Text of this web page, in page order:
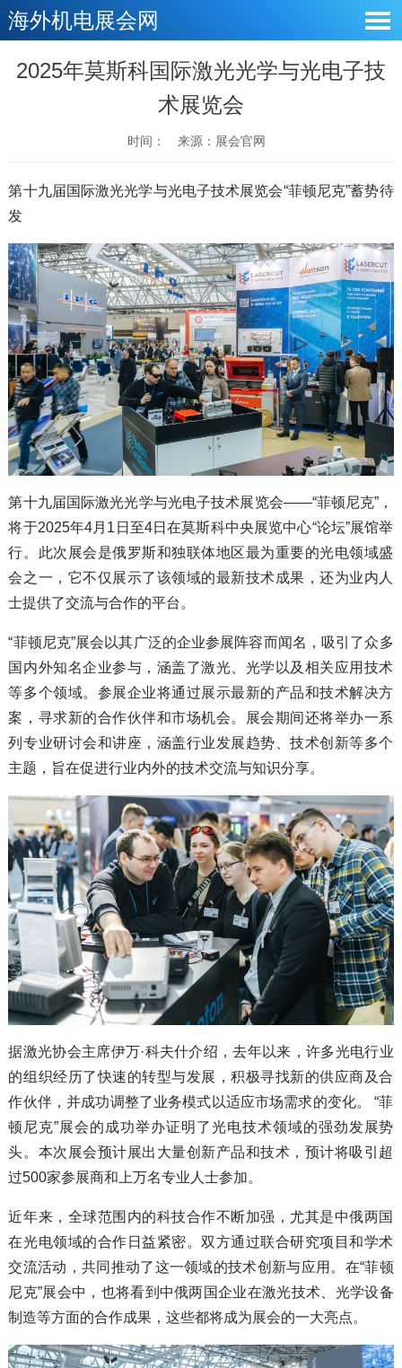
海外机电展会网
2025年莫斯科国际激光光学与光电子技
术展览会
时间： 来源：展会官网
第十九届国际激光光学与光电子技术展览会“菲顿尼克”蓄势待
发
第十九届国际激光光学与光电子技术展览会——“菲顿尼克”，
将于2025年4月1日至4日在莫斯科中央展览中心“论坛”展馆举
行。此次展会是俄罗斯和独联体地区最为重要的光电领域盛
会之一，它不仅展示了该领域的最新技术成果，还为业内人
士提供了交流与合作的平台。
“菲顿尼克”展会以其广泛的企业参展阵容而闻名，吸引了众多
国内外知名企业参与，涵盖了激光、光学以及相关应用技术
等多个领域。参展企业将通过展示最新的产品和技术解决方
案，寻求新的合作伙伴和市场机会。展会期间还将举办一系
列专业研讨会和讲座，涵盖行业发展趋势、技术创新等多个
主题，旨在促进行业内外的技术交流与知识分享。
据激光协会主席伊万·科夫什介绍，去年以来，许多光电行业
的组织经历了快速的转型与发展，积极寻找新的供应商及合
作伙伴，并成功调整了业务模式以适应市场需求的变化。 “菲
顿尼克”展会的成功举办证明了光电技术领域的强劲发展势
头。本次展会预计展出大量创新产品和技术，预计将吸引超
过500家参展商和上万名专业人士参加。
近年来，全球范围内的科技合作不断加强，尤其是中俄两国
在光电领域的合作日益紧密。双方通过联合研究项目和学术
交流活动，共同推动了这一领域的技术创新与应用。在“菲顿
尼克”展会中，也将看到中俄两国企业在激光技术、光学设备
制造等方面的合作成果，这些都将成为展会的一大亮点。